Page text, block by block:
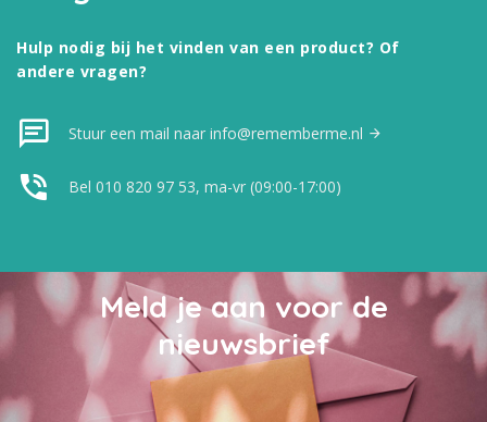
Hulp nodig bij het vinden van een product? Of
andere vragen?
Stuur een mail naar info@rememberme.nl
Bel 010 820 97 53, ma-vr (09:00-17:00)
Meld je aan voor de
nieuwsbrief